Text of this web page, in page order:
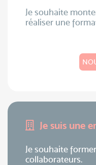
Je souhaite
réaliser une
Je suis une
Je souhaite
collaborateurs.